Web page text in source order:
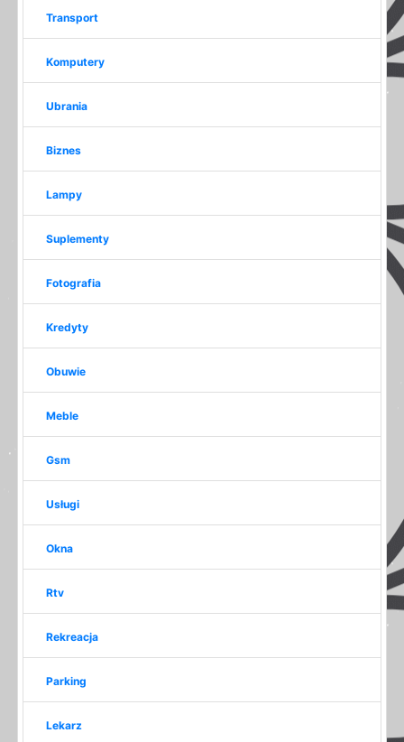
Transport
Komputery
Ubrania
Biznes
Lampy
Suplementy
Fotografia
Kredyty
Obuwie
Meble
Gsm
Usługi
Okna
Rtv
Rekreacja
Parking
Lekarz